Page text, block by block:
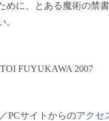
に、とある魔術の禁
FUYUKAWA 2007
PCサイトからのアクセ